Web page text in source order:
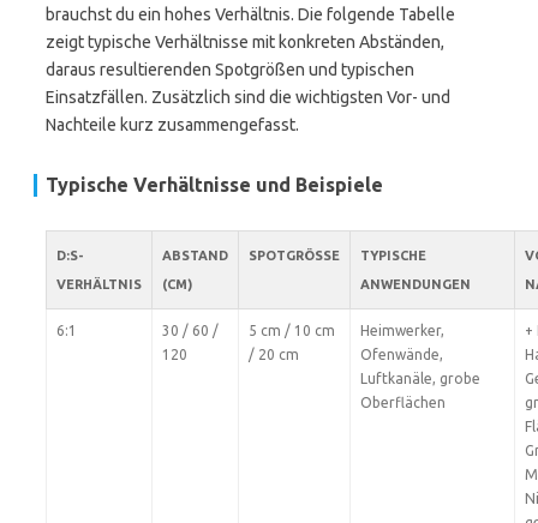
brauchst du ein hohes Verhältnis. Die folgende Tabelle
zeigt typische Verhältnisse mit konkreten Abständen,
daraus resultierenden Spotgrößen und typischen
Einsatzfällen. Zusätzlich sind die wichtigsten Vor- und
Nachteile kurz zusammengefasst.
Typische Verhältnisse und Beispiele
D:S-
VERHÄLTNIS
ABSTAND
(CM)
SPOTGRÖSSE
TYPISCHE
ANWENDUNGEN
6:1
30 / 60 /
120
5 cm / 10 cm
/ 20 cm
Heimwerker,
Ofenwände,
Luftkanäle, grobe
Oberflächen
+